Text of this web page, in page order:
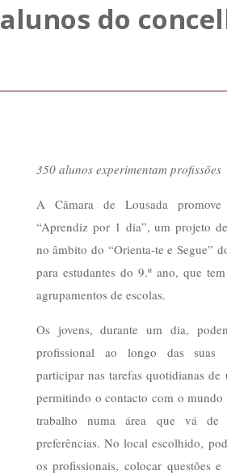
alunos do
350 alunos experimentam profissões
A Câmara de Lousada
“Aprendiz por 1 dia”, um projeto
no âmbito do “Orienta-te e Segue”
para estudantes do 9.º ano, que
agrupamentos de escolas.
Os jovens, durante um dia,
profissional ao longo das suas
participar nas tarefas quotidianas
permitindo o contacto com o mundo
trabalho numa área que vá de
preferências. No local escolhido,
os profissionais, colocar questões